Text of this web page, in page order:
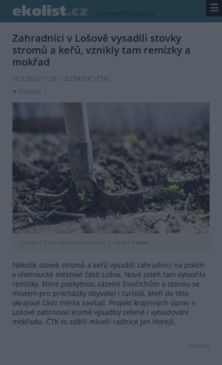
/ zpravodajství / zprávy ☰
Zahradníci v Lošově vysadili stovky
stromů a keřů, vznikly tam remízky a
mokřad
10.5.2026 11:29 | OLOMOUC (ČTK)
Diskuse: 1
Licence | Volné dílo (public domain) Zdroj | PxHere
Několik stovek stromů a keřů vysadili zahradníci na polích
v olomoucké městské části Lošov. Nová zeleň tam vytvořila
remízky, které poskytnou zázemí živočichům a stanou se
místem pro procházky obyvatel i turistů, kteří do této
okrajové části města zavítají. Projekt krajinných úprav v
Lošově zahrnoval kromě výsadby zeleně i vybudování
mokřadu. ČTK to sdělil mluvčí radnice Jan Horejš.
reklama